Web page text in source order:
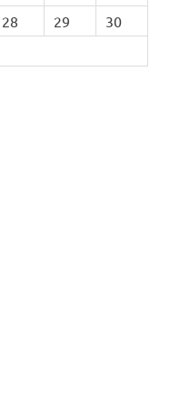
28 29
30